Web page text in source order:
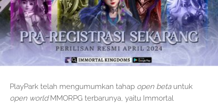
PlayPark telah mengumumkan tahap open betauntuk
open worldMMORPG terbarunya, yaitu Immortal